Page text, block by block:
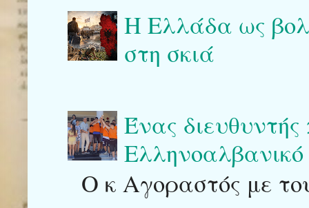
Η Ελλάδα ως
στη σκιά
Ένας
Ο κ Αγοραστός με